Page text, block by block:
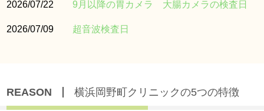
2026/07/22 9月以降の胃カメラ 大腸カメラの検査日
2026/07/09 超音波検査日
REASON 横浜岡野町クリニックの5つの特徴